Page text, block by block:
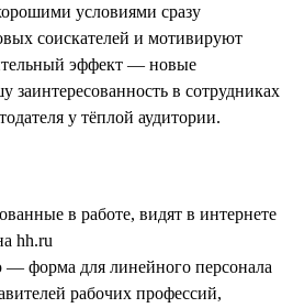
условиями сразу
соискателей и мотивируют
эффект — новые
заинтересованность в сотрудниках
у тёплой аудитории.
в работе, видят в интернете
hh.ru
— форма для линейного персонала
рабочих профессий,